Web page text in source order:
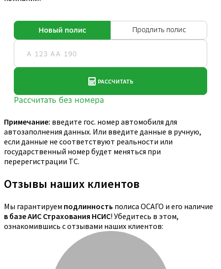
Примечание: введите гос. номер автомобиля для
автозаполнения данных. Или введите данные в ручную,
если данные не соответствуют реальности или
государственный номер будет меняться при
перерегистрации ТС.
Отзывы наших клиентов
Мы гарантируем подлинность полиса ОСАГО и его наличие
в базе АИС Страхования НСИС! Убедитесь в этом,
ознакомившись с отзывами наших клиентов: